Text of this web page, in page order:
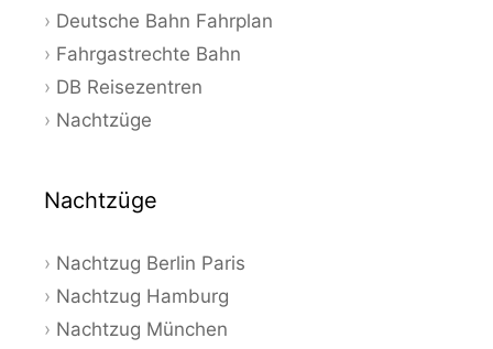
Deutsche Bahn Fahrplan
Fahrgastrechte Bahn
DB Reisezentren
Nachtzüge
Nachtzüge
Nachtzug Berlin Paris
Nachtzug Hamburg
Nachtzug München